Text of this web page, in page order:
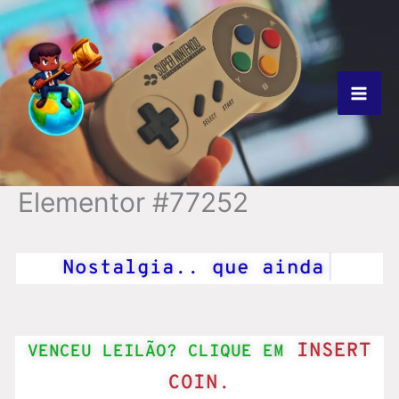
Ir
para
o
conteúdo
Elementor #77252
Nostalgia.. que ainda
VENCEU LEILÃO? CLIQUE EM
INSERT
COIN.